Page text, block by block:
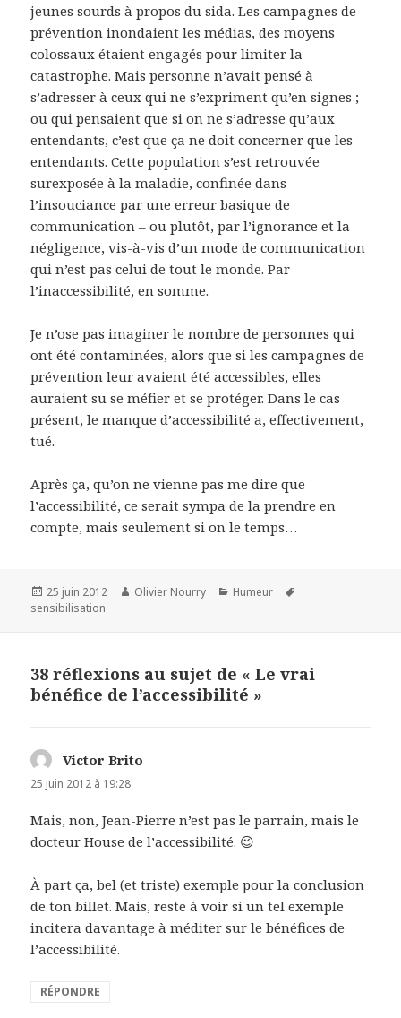
jeunes sourds à propos du sida. Les campagnes de
prévention inondaient les médias, des moyens
colossaux étaient engagés pour limiter la
catastrophe. Mais personne n’avait pensé à
s’adresser à ceux qui ne s’expriment qu’en signes ;
ou qui pensaient que si on ne s’adresse qu’aux
entendants, c’est que ça ne doit concerner que les
entendants. Cette population s’est retrouvée
surexposée à la maladie, confinée dans
l’insouciance par une erreur basique de
communication – ou plutôt, par l’ignorance et la
négligence, vis-à-vis d’un mode de communication
qui n’est pas celui de tout le monde. Par
l’inaccessibilité, en somme.
Je n’ose pas imaginer le nombre de personnes qui
ont été contaminées, alors que si les campagnes de
prévention leur avaient été accessibles, elles
auraient su se méfier et se protéger. Dans le cas
présent, le manque d’accessibilité a, effectivement,
tué.
Après ça, qu’on ne vienne pas me dire que
l’accessibilité, ce serait sympa de la prendre en
compte, mais seulement si on le temps…
Publié
le
25 juin 2012 Auteur
Olivier Nourry Catégories
Humeur
sensibilisation
38 réflexions au sujet de « Le vrai
bénéfice de l’accessibilité »
Victor Brito
25 juin 2012 à 19:28
Mais, non, Jean-Pierre n’est pas le parrain, mais le
docteur House de l’accessibilité. 😉
À part ça, bel (et triste) exemple pour la conclusion
de ton billet. Mais, reste à voir si un tel exemple
incitera davantage à méditer sur le bénéfices de
l’accessibilité.
RÉPONDRE